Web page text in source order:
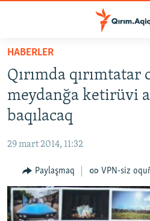
Esas
qaytmaq
Baş
navigatsiyağa
qaytmaq
Qıdıruvğa
HABERLER
SİYASET
İQTİSADİYAT
MEDENİYET
İNSAN AQLARI
VİDEO
SÜRET
HABERLER
Qırımda
meydanğa ketirüvi
baqılacaq
29 mart 2014, 11:32
Paylaşmaq VPN-siz